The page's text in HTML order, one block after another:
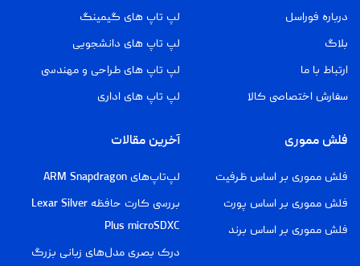
درباره فوراسل
بلاگ
ارتباط با ما
سفارش اختصاصی کالا
لپ تاپ های گیمینگ
لپ تاپ های دانشجویی
لپ تاپ های طراحی و مهندسی
لپ تاپ های اداری
فلش مموری
فلش مموری بر اساس ظرفیت
فلش مموری بر اساس پورت
فلش مموری بر اساس برند
آخرین مقالات
لپ‌تاپ‌های ARM Snapdragon
بررسی کارت حافظه Lexar Silver
Plus microSDXC
درک بصری مدل‌های زبانی بزرگ